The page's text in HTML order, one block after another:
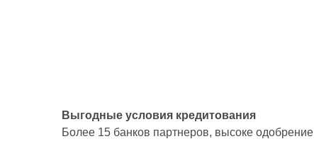
Выгодные условия кредитования
Более 15 банков партнеров, высоке одобрение